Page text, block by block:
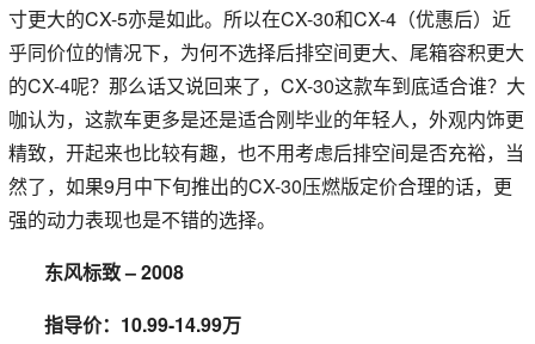
寸更大的CX-5亦是如此。所以在CX-30和CX-4（优惠后）近
乎同价位的情况下，为何不选择后排空间更大、尾箱容积更大
的CX-4呢？那么话又说回来了，CX-30这款车到底适合谁？大
咖认为，这款车更多是还是适合刚毕业的年轻人，外观内饰更
精致，开起来也比较有趣，也不用考虑后排空间是否充裕，当
然了，如果9月中下旬推出的CX-30压燃版定价合理的话，更
强的动力表现也是不错的选择。
东风标致 – 2008
指导价：10.99-14.99万